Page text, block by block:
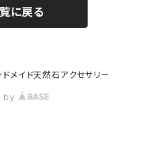
に戻る
メイド天然石アクセサリー
by